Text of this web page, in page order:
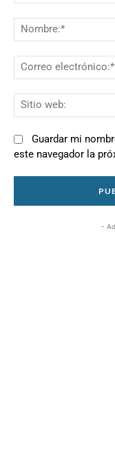
Guardar mi
este navegador la
-